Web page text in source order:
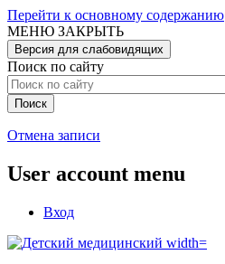
Перейти к основному содержанию
МЕНЮ ЗАКРЫТЬ
Версия для слабовидящих
Поиск по сайту
Отмена записи
User account menu
Вход